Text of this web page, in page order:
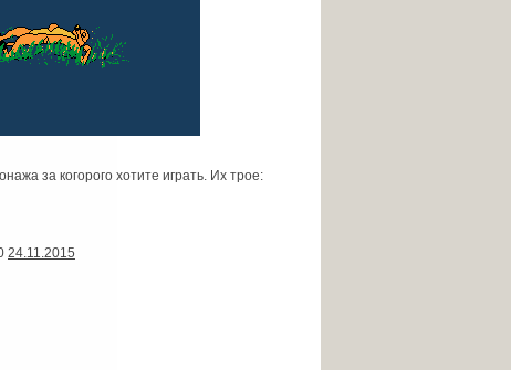
за когорого хотите играть. Их трое:
24.11.2015